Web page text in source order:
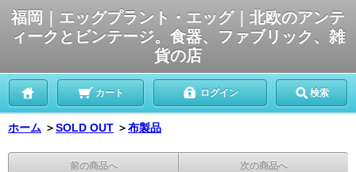
福岡｜エッグプラント・エッグ｜北欧のアンテ
ィークとビンテージ。食器、ファブリック、雑
貨の店
カート ログイン 検索
ホーム ＞SOLD OUT ＞布製品
前の商品へ 次の商品へ